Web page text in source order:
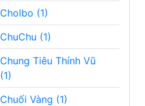
Cholbo (1)
ChuChu (1)
Chung Tiêu Thính Vũ
(1)
Chuối Vàng (1)